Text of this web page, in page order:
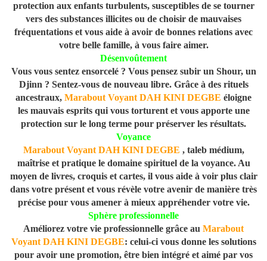
protection aux enfants turbulents, susceptibles de se tourner
vers des substances illicites ou de choisir de mauvaises
fréquentations et vous aide à avoir de bonnes relations avec
votre belle famille, à vous faire aimer.
Désenvoûtement
Vous vous sentez ensorcelé ? Vous pensez subir un Shour, un
Djinn ? Sentez-vous de nouveau libre. Grâce à des rituels
ancestraux, Marabout Voyant DAH KINI DEGBE éloigne
les mauvais esprits qui vous torturent et vous apporte une
protection sur le long terme pour préserver les résultats.
Voyance
Marabout Voyant DAH KINI DEGBE , taleb médium,
maîtrise et pratique le domaine spirituel de la voyance. Au
moyen de livres, croquis et cartes, il vous aide à voir plus clair
dans votre présent et vous révèle votre avenir de manière très
précise pour vous amener à mieux appréhender votre vie.
Sphère professionnelle
Améliorez votre vie professionnelle grâce au Marabout
Voyant DAH KINI DEGBE: celui-ci vous donne les solutions
pour avoir une promotion, être bien intégré et aimé par vos